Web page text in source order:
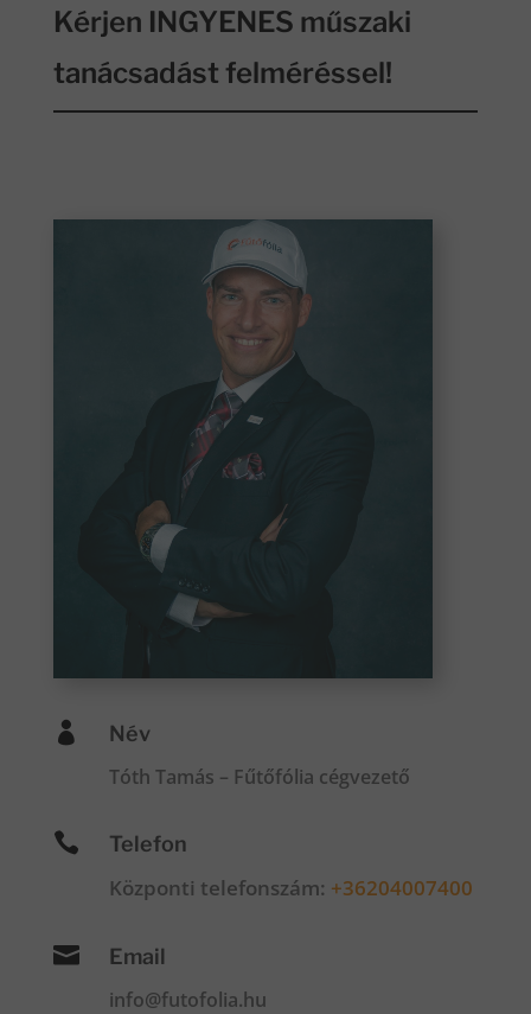
Kérjen INGYENES műszaki
tanácsadást felméréssel!
 Név
Tóth Tamás – Fűtőfólia cégvezető
 Telefon
Központi telefonszám: +36204007400
 Email
info@futofolia.hu